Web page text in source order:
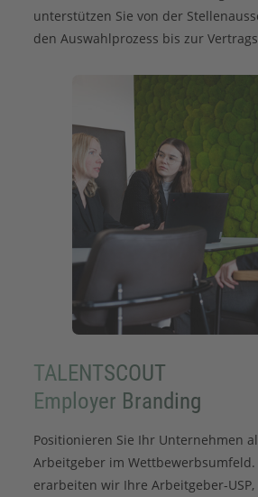
unterstützen Sie von der
den Auswahlprozess bis zur
TALENTSCOUT
Employer Branding
Positionieren Sie Ihr Unternehmen
Arbeitgeber im Wettbewerbsumfeld.
erarbeiten wir Ihre Arbeitgeber-